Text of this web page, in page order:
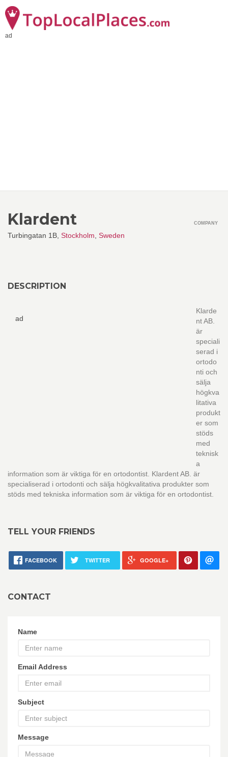
ad
Klardent
Turbingatan 1B, Stockholm Sweden
COMPANY
DESCRIPTION
ad
Klarde
nt AB.
är
speciali
serad i
ortodo
nti och
sälja
högkva
litativa
produkt
er som
stöds
med
teknisk
a
information som är viktiga för en ortodontist. Klardent AB. är
specialiserad i ortodonti och sälja högkvalitativa produkter som
stöds med tekniska information som är viktiga för en ortodontist.
TELL YOUR FRIENDS
FACEBOOK TWITTER GOOGLE+
CONTACT
Name
Email Address
Subject
Message